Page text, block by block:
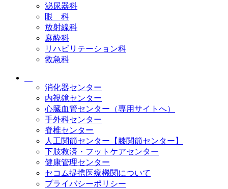
泌尿器科
眼 科
放射線科
麻酔科
リハビリテーション科
救急科
消化器センター
内視鏡センター
心臓血管センター（専用サイトへ）
手外科センター
脊椎センター
人工関節センター【膝関節センター】
下肢救済・フットケアセンター
健康管理センター
セコム提携医療機関について
プライバシーポリシー